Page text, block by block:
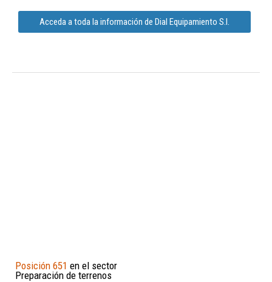
Acceda a toda la información de Dial Equipamiento S.l.
Posición 651 en el sector
Preparación de terrenos